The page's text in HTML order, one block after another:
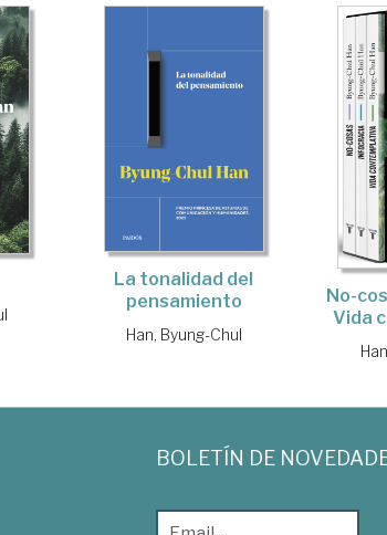
La tonalidad del
pensamiento
Han, Byung-Chul
No-
Vida
BOLETÍN DE